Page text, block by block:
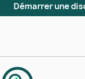
Démarrer une